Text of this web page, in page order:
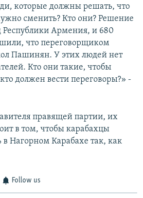
которые должны решать, что
сменить? Кто они? Решение
Армения, и 680
что переговорщиком
Пашинян. У этих людей нет
Кто они такие, чтобы
должен вести переговоры?» -
правящей партии, их
в том, чтобы карабахцы
Нагорном Карабахе так, как
Follow us